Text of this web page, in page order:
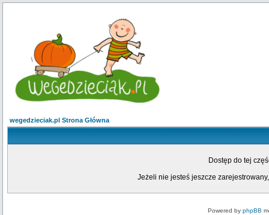
wegedzieciak.pl Strona Główna
Dostęp do tej
Jeżeli nie jesteś jeszcze
Powered by phpBB